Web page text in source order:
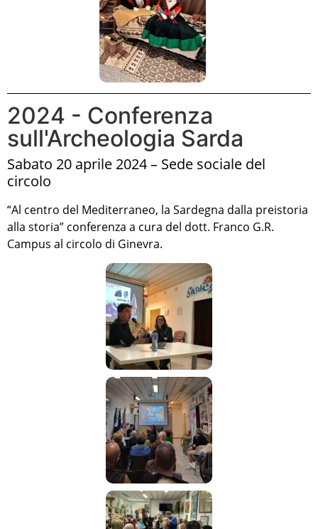
2024 - Conferenza
sull'Archeologia Sarda
Sabato 20 aprile 2024 – Sede sociale del
circolo
“Al centro del Mediterraneo, la Sardegna dalla preistoria
alla storia” conferenza a cura del dott. Franco G.R.
Campus al circolo di Ginevra.